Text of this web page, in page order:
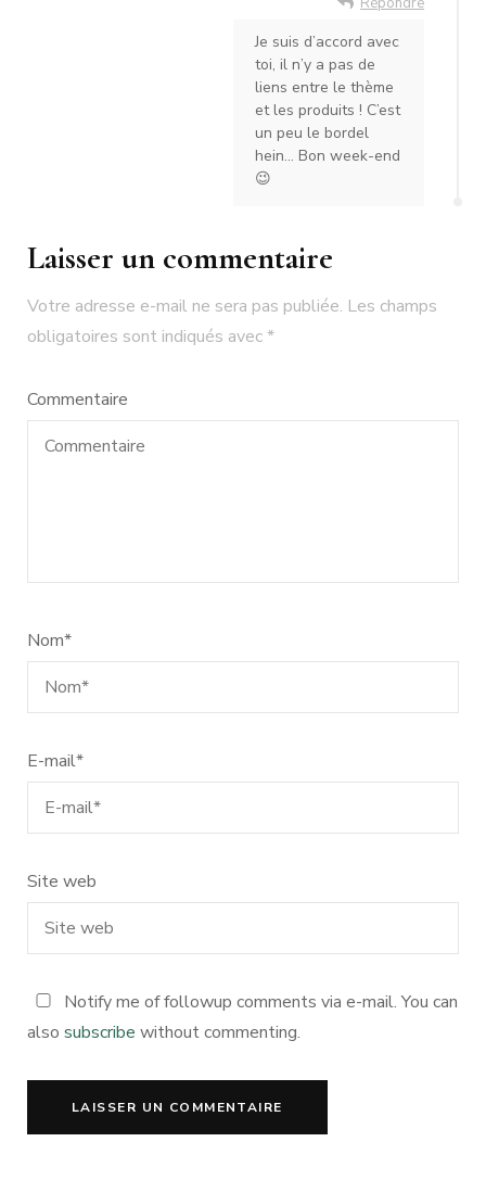
Je suis d’accord avec
toi, il n’y a pas de
liens entre le thème
et les produits ! C’est
un peu le bordel
hein… Bon week-end
😉
Laisser un commentaire
Votre adresse e-mail ne sera pas publiée. Les champs
obligatoires sont indiqués avec*
Commentaire
Nom*
E-mail*
Site web
Notify me of followup comments via e-mail. You can
also subscribe without commenting.